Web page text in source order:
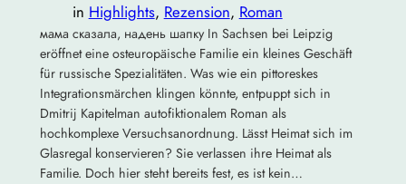
in Highlights, Rezension, Roman
мама сказала, надень шапку In Sachsen bei Leipzig
eröffnet eine osteuropäische Familie ein kleines Geschäft
für russische Spezialitäten. Was wie ein pittoreskes
Integrationsmärchen klingen könnte, entpuppt sich in
Dmitrij Kapitelman autofiktionalem Roman als
hochkomplexe Versuchsanordnung. Lässt Heimat sich im
Glasregal konservieren? Sie verlassen ihre Heimat als
Familie. Doch hier steht bereits fest, es ist kein…